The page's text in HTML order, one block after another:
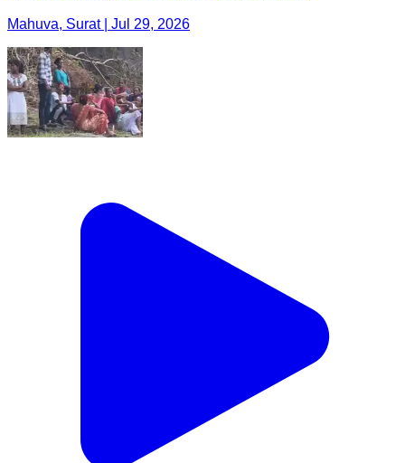
Mahuva, Surat | Jul 29, 2026